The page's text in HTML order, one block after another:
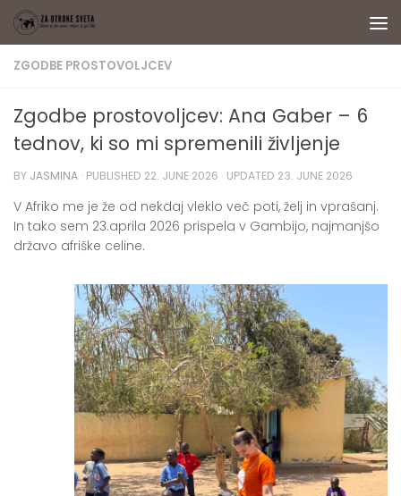
Skip to content
ZGODBE PROSTOVOLJCEV
Zgodbe prostovoljcev: Ana Gaber – 6
tednov, ki so mi spremenili življenje
BY JASMINA · PUBLISHED 22. JUNE 2026 · UPDATED 23. JUNE 2026
V Afriko me je že od nekdaj vleklo več poti, želj in vprašanj.
In tako sem 23.aprila 2026 prispela v Gambijo, najmanjšo
državo afriške celine.